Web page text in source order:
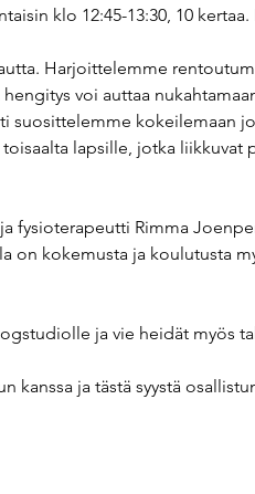
klo 12:45-13:30, 10 kertaa.
Harjoittelemme
voi auttaa
suosittelemme kokeilemaan
lapsille, jotka liikkuvat
fysioterapeutti Rimma
on kokemusta ja koulutusta
ja vie heidät myös
kanssa ja tästä syystä